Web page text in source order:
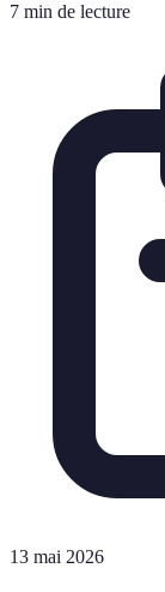
7 min de lecture
13 mai 2026